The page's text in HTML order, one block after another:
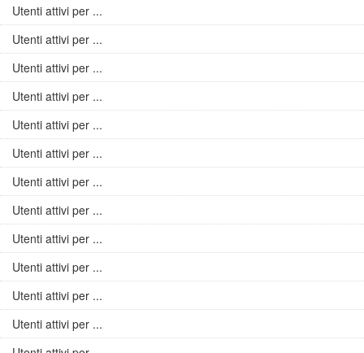
Utenti attivi per ...
Utenti attivi per ...
Utenti attivi per ...
Utenti attivi per ...
Utenti attivi per ...
Utenti attivi per ...
Utenti attivi per ...
Utenti attivi per ...
Utenti attivi per ...
Utenti attivi per ...
Utenti attivi per ...
Utenti attivi per ...